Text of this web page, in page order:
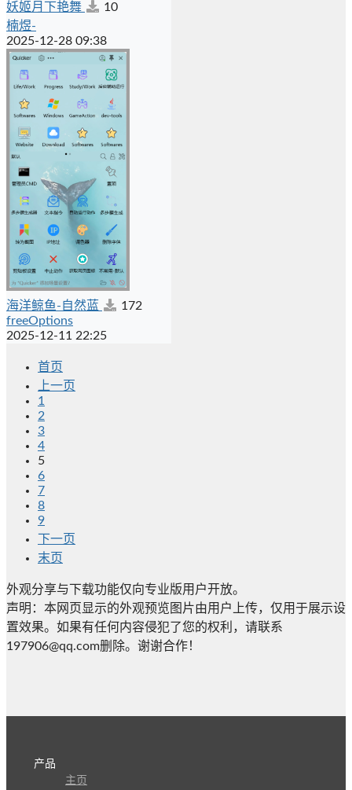
妖姬月下艳舞
10
楠煜-
2025-12-28 09:38
海洋鲸鱼-自然蓝
172
freeOptions
2025-12-11 22:25
首页
上一页
1
2
3
4
5
6
7
8
9
下一页
末页
外观分享与下载功能仅向专业版用户开放。
声明：本网页显示的外观预览图片由用户上传，仅用于展示设
置效果。如果有任何内容侵犯了您的权利，请联系
197906@qq.com删除。谢谢合作！
产品
主页